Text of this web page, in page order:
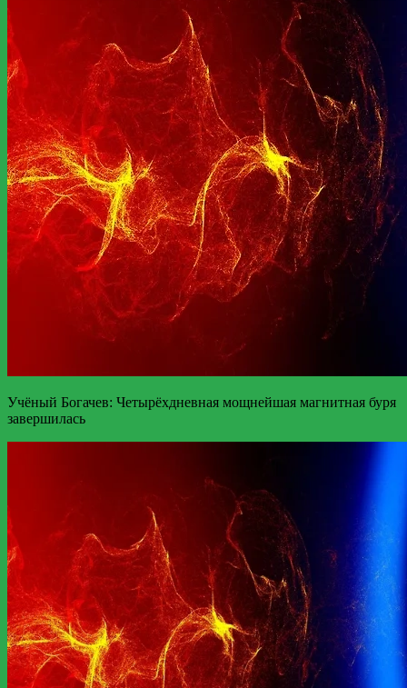
Учёный Богачев: Четырёхдневная мощнейшая магнитная буря
завершилась